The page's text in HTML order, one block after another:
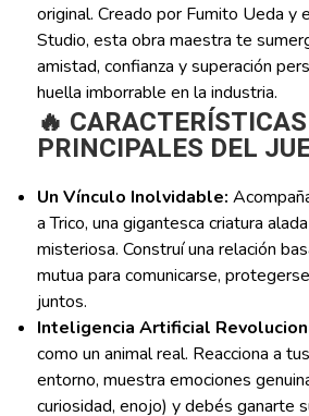
original. Creado por Fumito Ueda y
Studio, esta obra maestra te
amistad, confianza y superación
huella imborrable en la industria.
🔥 CARACTERÍSTICAS
PRINCIPALES DEL
Un Vínculo Inolvidable:
a Trico, una gigantesca criatura
misteriosa. Construí una relación
mutua para comunicarse,
juntos.
Inteligencia Artificial
como un animal real. Reacciona a
entorno, muestra emociones
curiosidad, enojo) y debés ganarte